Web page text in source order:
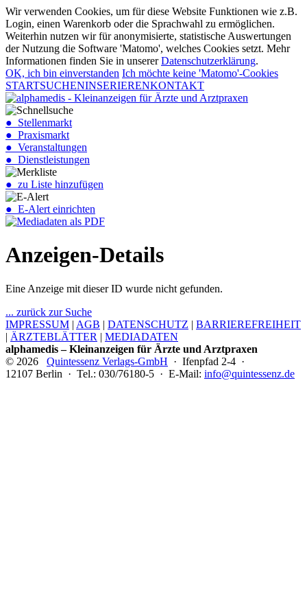
Wir verwenden Cookies, um für diese Website Funktionen wie z.B.
Login, einen Warenkorb oder die Sprachwahl zu ermöglichen.
Weiterhin nutzen wir für anonymisierte, statistische Auswertungen
der Nutzung die Software 'Matomo', welches Cookies setzt. Mehr
Informationen finden Sie in unsererDatenschutzerklärung.
OK, ich bin einverstanden Ich möchte keine 'Matomo'-Cookies
STARTSUCHENINSERIERENKONTAKT
● Stellenmarkt
● Praxismarkt
● Veranstaltungen
● Dienstleistungen
● zu Liste hinzufügen
● E-Alert einrichten
Anzeigen-Details
Eine Anzeige mit dieser ID wurde nicht gefunden.
... zurück zur Suche
IMPRESSUM | AGB | DATENSCHUTZ | BARRIEREFREIHEIT
| ÄRZTEBLÄTTER | MEDIADATEN
alphamedis – Kleinanzeigen für Ärzte und Arztpraxen
© 2026 Quintessenz Verlags-GmbH · Ifenpfad 2-4 ·
12107 Berlin · Tel.: 030/76180-5 · E-Mail: info@quintessenz.de